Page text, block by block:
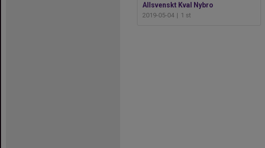
Allsvenskt Kval Nybro
2019-05-04 | 1 st